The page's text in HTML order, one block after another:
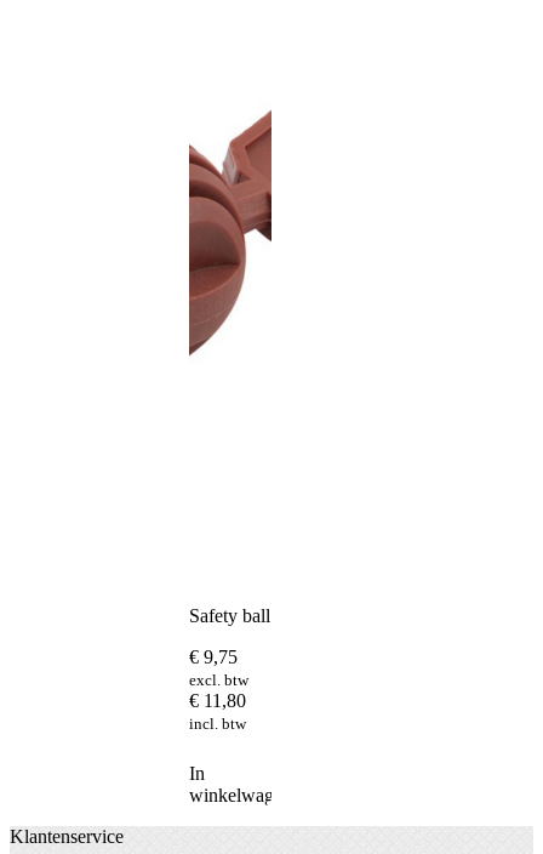
Safety ball
€ 9,75
excl. btw
€ 11,80
incl. btw
In
winkelwagen
Klantenservice